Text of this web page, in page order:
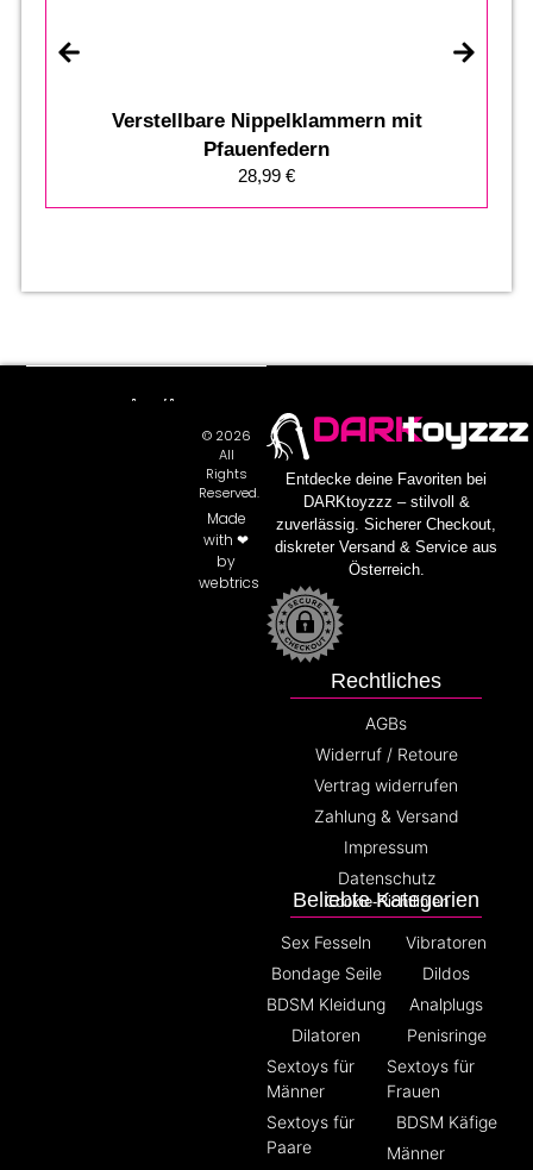
Verstellbare Nippelklammern mit
Pfauenfedern
28,99 €
DARKtoyzzz
Entdecke deine Favoriten bei
DARKtoyzzz – stilvoll &
zuverlässig. Sicherer Checkout,
diskreter Versand & Service aus
Österreich.
Beliebte Kategorien
Sex Fesseln
Bondage Seile
BDSM Kleidung
Dilatoren
Sextoys für
Männer
Sextoys für
Paare
Vibratoren
Dildos
Analplugs
Penisringe
Sextoys für
Frauen
BDSM Käfige
Männer
Rechtliches
AGBs
Widerruf / Retoure
Vertrag widerrufen
Zahlung & Versand
Impressum
Datenschutz
Cookie-Richtlinien
© 2026
All
Rights
Reserved.
Made
with ❤
by
webtrics